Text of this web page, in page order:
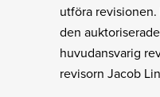
utföra
den
huvudansvarig
revisorn Jacob